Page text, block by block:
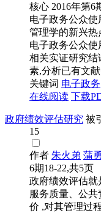
核心 2016年第6
电子政务公众
管理学的新兴
电子政务公众
相关实证研究结
素,分析已有文
关键词 电子政务
在线阅读 下载
政府绩效评估研究 被
15
作者 朱火弟 蒲
6期18-22,共5页
政府绩效评估就
服务质量、公
价 ,对其管理过